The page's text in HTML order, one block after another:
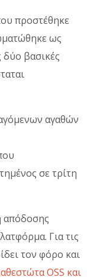
προστέθηκε
ως
βασικές
αγαθών
σε τρίτη
απόδοσης
Για τις
τον φόρο και
OSS και